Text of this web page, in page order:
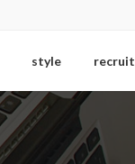
style recruit